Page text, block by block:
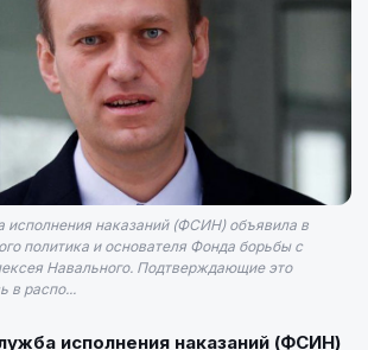
исполнения наказаний (ФСИН) объявила в
политика и основателя Фонда борьбы с
Навального. Подтверждающие это
в распо...
исполнения наказаний (ФСИН)